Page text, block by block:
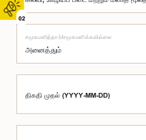
02
சமூகமளித்தார்/சமூகமளிக்கவில்லை
திகதி முதல் (YYYY-MM-DD)